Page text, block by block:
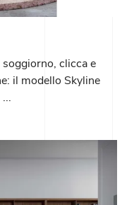
clicca e
il modello Skyline